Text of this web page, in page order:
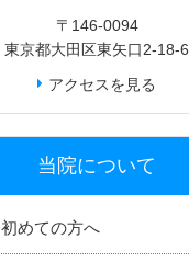
〒146-0094
東京都大田区東矢口2-18-6
アクセスを見る
当院について
初めての方へ